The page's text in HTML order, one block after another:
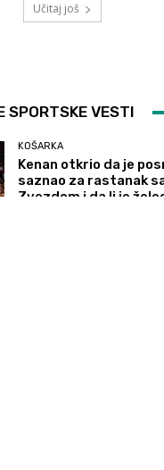
Učitaj još